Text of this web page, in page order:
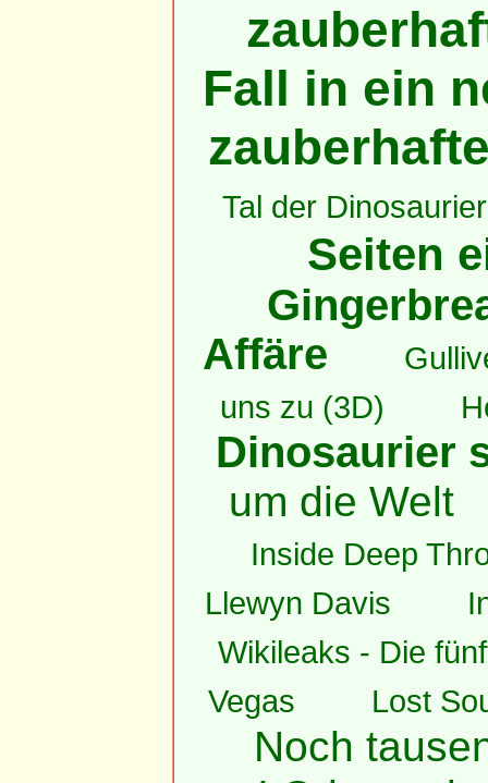
Fall in ein
Tal der Dinosaurier
Seiten
Affäre
uns zu (3D)
Dinosaurier
um die Welt
Inside Deep
Llewyn Davis
Wikileaks - Die
Vegas
Lost
Noch